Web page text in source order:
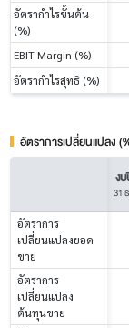
อัตรากำไรขั้นต้น
(%)
EBIT Margin (%)
อัตรากำไรสุทธิ (%)
อัตราการเปลี่ยนแปลง
ง
31
อัตราการ
เปลี่ยนแปลงยอด
ขาย
อัตราการ
เปลี่ยนแปลง
ต้นทุนขาย